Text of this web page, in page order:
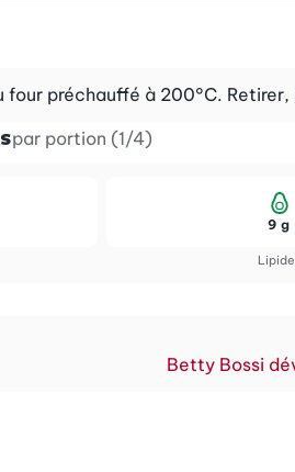
four préchauffé à 200°C.
par portion (1/4)
9 g
Betty Bossi